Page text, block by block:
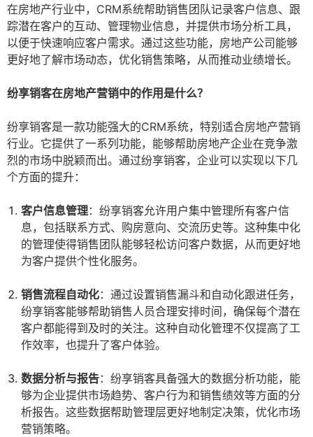
在房地产行业中，CRM系统帮助销售团队记录客户信息、跟
踪潜在客户的互动、管理物业信息，并提供市场分析工具，
以便于快速响应客户需求。通过这些功能，房地产公司能够
更好地了解市场动态，优化销售策略，从而推动业绩增长。
纷享销客在房地产营销中的作用是什么？
纷享销客是一款功能强大的CRM系统，特别适合房地产营销
行业。它提供了一系列功能，能够帮助房地产企业在竞争激
烈的市场中脱颖而出。通过纷享销客，企业可以实现以下几
个方面的提升：
客户信息管理：纷享销客允许用户集中管理所有客户信
息，包括联系方式、购房意向、交流历史等。这种集中化
的管理使得销售团队能够轻松访问客户数据，从而更好地
为客户提供个性化服务。
销售流程自动化：通过设置销售漏斗和自动化跟进任务，
纷享销客能够帮助销售人员合理安排时间，确保每个潜在
客户都能得到及时的关注。这种自动化管理不仅提高了工
作效率，也提升了客户体验。
数据分析与报告：纷享销客具备强大的数据分析功能，能
够为企业提供市场趋势、客户行为和销售绩效等方面的分
析报告。这些数据帮助管理层更好地制定决策，优化市场
营销策略。